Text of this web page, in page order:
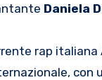
Daniela
rap italiana
con